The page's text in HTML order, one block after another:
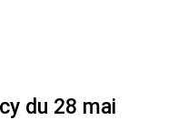
du 28 mai